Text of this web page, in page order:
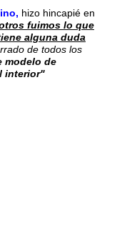
hizo hincapié en
fuimos lo que
alguna duda
de todos los
modelo de
interior"